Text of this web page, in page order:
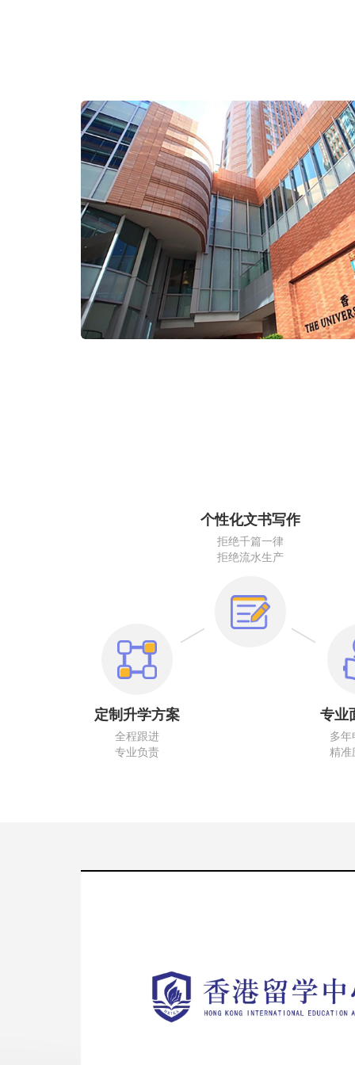
个性化文书写作
拒绝千篇一律
拒绝流水生产
定制升学方案
全程跟进
专业负责
专业
多
精准